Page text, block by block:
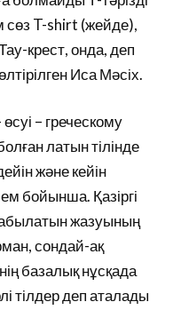
сөз T-shirt (жейде),
крест, онда, деп
Иса Мәсіх.
– греческому
латын тілінде
және кейін
бойынша. Қазіргі
жазуының
сондай-ақ
базалық нұсқада
тілдер деп аталады